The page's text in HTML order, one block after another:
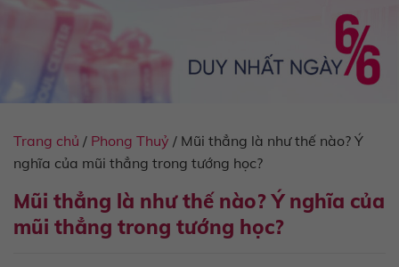
Trang chủ / Phong Thuỷ / Mũi thẳng là như thế nào? Ý
nghĩa của mũi thẳng trong tướng học?
Mũi thẳng là như thế nào? Ý nghĩa của
mũi thẳng trong tướng học?